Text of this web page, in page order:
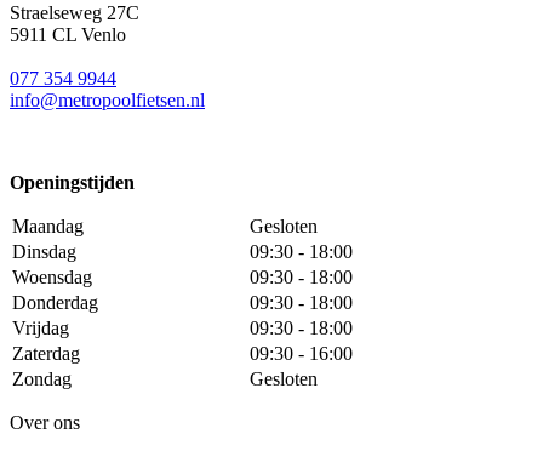
Straelseweg 27C
5911 CL Venlo
077 354 9944
info@metropoolfietsen.nl
Openingstijden
Maandag
Gesloten
Dinsdag
09:30 - 18:00
Woensdag
09:30 - 18:00
Donderdag
09:30 - 18:00
Vrijdag
09:30 - 18:00
Zaterdag
09:30 - 16:00
Zondag
Gesloten
Over ons